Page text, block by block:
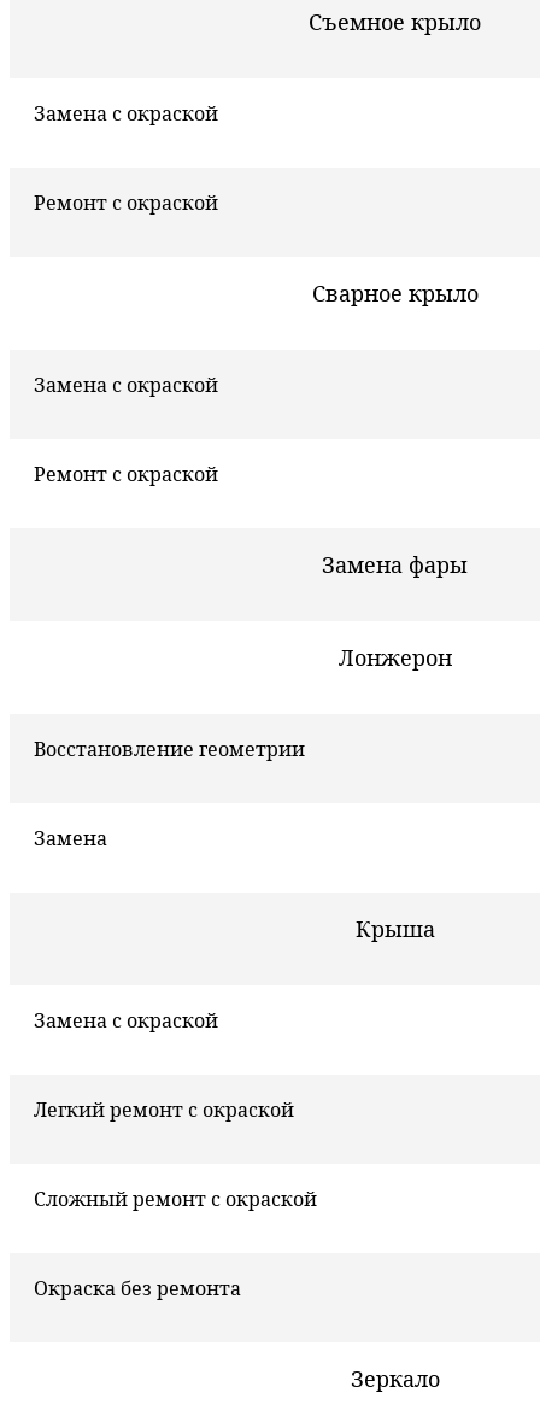
Съемное крыло
Замена с окраской
Ремонт с окраской
Сварное крыло
Замена с окраской
Ремонт с окраской
Замена фары
Лонжерон
Восстановление геометрии
Замена
Крыша
Замена с окраской
Легкий ремонт с окраской
Сложный ремонт с окраской
Окраска без ремонта
Зеркало